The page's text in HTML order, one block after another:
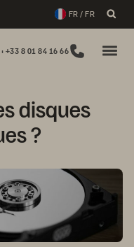
FR / FR
+33 8 01 84 16 66
disques
?